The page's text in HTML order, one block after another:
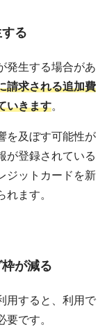
る
発生する場合があ
請求される追加費
いきます。
を及ぼす可能性が
が登録されている
ジットカードを新
ます。
が減る
用すると、利用で
です。